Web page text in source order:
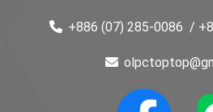
+886 (07) 285-0086 /